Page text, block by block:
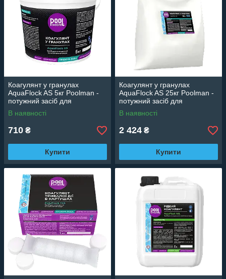
Коагулянт у гранулах
AquaFlock AS 5кг Poolman -
потужний засіб для
освітлення води
В наявності
710 ₴
Купити
Коагулянт у гранулах
AquaFlock AS 25кг Poolman -
потужний засіб для
освітлення води
В наявності
2 424 ₴
Купити